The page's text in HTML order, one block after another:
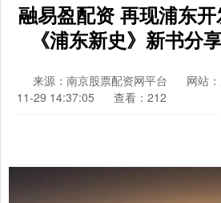
融易盈配资 再现浦东
《浦东新史》新书分
来源：南京股票配资网平台 网站
11-29 14:37:05
查看：212